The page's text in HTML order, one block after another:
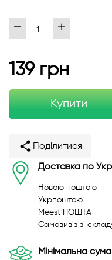
139 грн
Купити
Поділитися
Доставка по
Новою поштою
Укрпоштою
Meest ПОШТА
Самовивіз зі
Мінімальна